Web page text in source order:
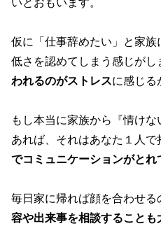
仮に「仕事辞めたい」と家
低さを認めてしまう感じがし
われるのがストレスに感じる
もし本当に家族から『情け
あれば、それはあなた１人で
でコミュニケーションがと
毎日家に帰れば顔を合わせ
容や出来事を相談することも